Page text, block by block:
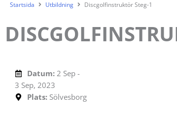
Startsida Utbildning Discgolfinstruktör Steg-1
Datum: 2 Sep -
3 Sep, 2023
Plats: Sölvesborg